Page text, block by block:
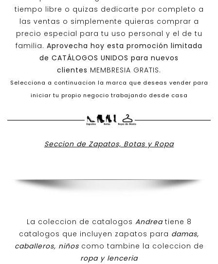
tiempo libre o quizas dedicarte por completo a
las ventas o simplemente quieras comprar a
precio especial para tu uso personal y el de tu
familia. Aprovecha hoy esta promoción limitada
de CATÁLOGOS UNIDOS para nuevos
clientes MEMBRESIA GRATIS.
Selecciona a continuacion la marca que deseas vender para
iniciar tu propio negocio trabajando desde casa
Seccion de Zapatos, Botas y Ropa
La coleccion de catalogos Andreatiene 8
catalogos que incluyen zapatos para damas,
caballeros, niños como tambine la coleccion de
ropa y lenceria